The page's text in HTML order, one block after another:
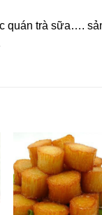
quán trà sữa….